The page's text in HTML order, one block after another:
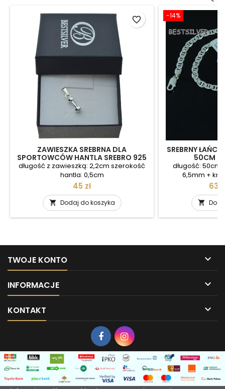
ZAWIESZKA SREBRNA DLA
SPORTOWCÓW HANTLA SREBRO 925
długość z zawieszką: 2,2cm szerokość
hantla: 0,5cm
Cena
45 zł
 Dodaj do koszyka
favorite_border -14%
SREBRNY
50CM +
długość: 50cm
6,5mm +
634

TWOJE KONTO 
INFORMACJE 
KONTAKT 